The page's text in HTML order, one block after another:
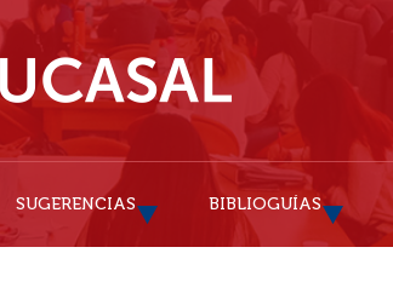
SUGERENCIAS BIBLIOGUÍAS